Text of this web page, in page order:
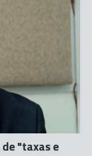
"taxas e